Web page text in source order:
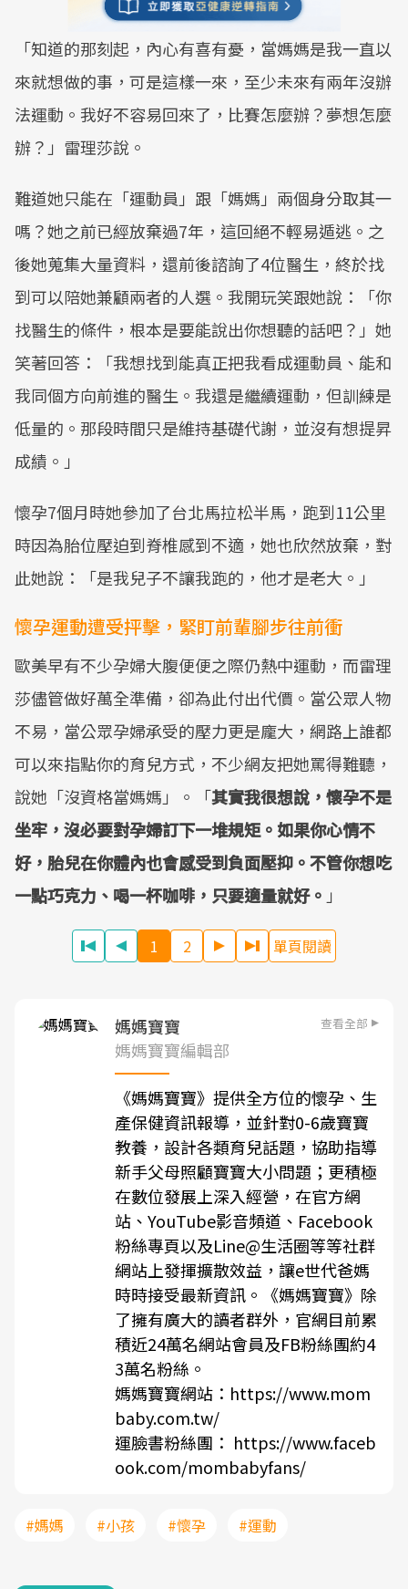
「知道的那刻起，內心有喜有憂，當媽媽是我一直以
來就想做的事，可是這樣一來，至少未來有兩年沒辦
法運動。我好不容易回來了，比賽怎麼辦？夢想怎麼
辦？」雷理莎說。
難道她只能在「運動員」跟「媽媽」兩個身分取其一
嗎？她之前已經放棄過7年，這回絕不輕易遁逃。之
後她蒐集大量資料，還前後諮詢了4位醫生，終於找
到可以陪她兼顧兩者的人選。我開玩笑跟她說：「你
找醫生的條件，根本是要能說出你想聽的話吧？」她
笑著回答：「我想找到能真正把我看成運動員、能和
我同個方向前進的醫生。我還是繼續運動，但訓練是
低量的。那段時間只是維持基礎代謝，並沒有想提昇
成績。」
懷孕7個月時她參加了台北馬拉松半馬，跑到11公里
時因為胎位壓迫到脊椎感到不適，她也欣然放棄，對
此她說：「是我兒子不讓我跑的，他才是老大。」
懷孕運動遭受抨擊，緊盯前輩腳步往前衝
歐美早有不少孕婦大腹便便之際仍熱中運動，而雷理
莎儘管做好萬全準備，卻為此付出代價。當公眾人物
不易，當公眾孕婦承受的壓力更是龐大，網路上誰都
可以來指點你的育兒方式，不少網友把她罵得難聽，
說她「沒資格當媽媽」。「其實我很想說，懷孕不是
坐牢，沒必要對孕婦訂下一堆規矩。如果你心情不
好，胎兒在你體內也會感受到負面壓抑。不管你想吃
一點巧克力、喝一杯咖啡，只要適量就好。 」
1 2 單頁閱讀
媽媽寶寶 查看全部
媽媽寶寶編輯部
《媽媽寶寶》提供全方位的懷孕、生
產保健資訊報導，並針對0-6歲寶寶
教養，設計各類育兒話題，協助指導
新手父母照顧寶寶大小問題；更積極
在數位發展上深入經營，在官方網
站、YouTube影音頻道、Facebook
粉絲專頁以及Line@生活圈等等社群
網站上發揮擴散效益，讓e世代爸媽
時時接受最新資訊。《媽媽寶寶》除
了擁有廣大的讀者群外，官網目前累
積近24萬名網站會員及FB粉絲團約4
3萬名粉絲。
媽媽寶寶網站：https://www.mom
baby.com.tw/
運臉書粉絲團： https://www.faceb
ook.com/mombabyfans/
#媽媽 #小孩 #懷孕 #運動